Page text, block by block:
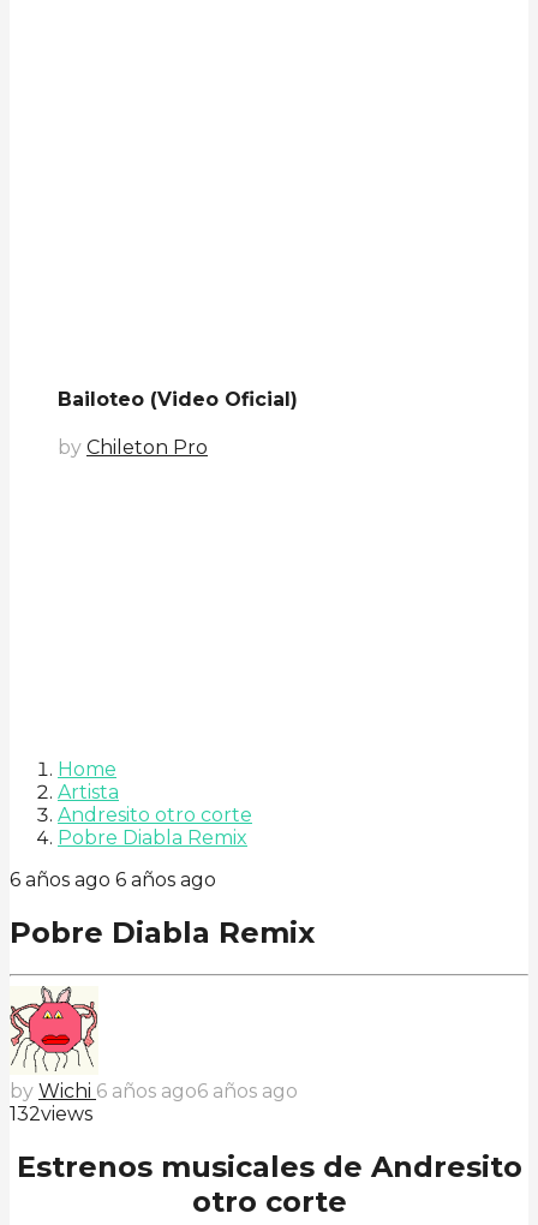
Bailoteo (Video Oficial)
by Chileton Pro
Home
Artista
Andresito otro corte
Pobre Diabla Remix
6 años ago 6 años ago
Pobre Diabla Remix
by Wichi 6 años ago6 años ago
132views
Estrenos musicales de Andresito
otro corte